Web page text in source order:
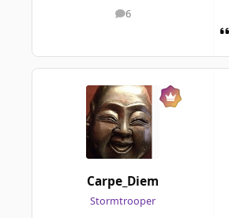
6
messages
Carpe_Diem
Stormtrooper